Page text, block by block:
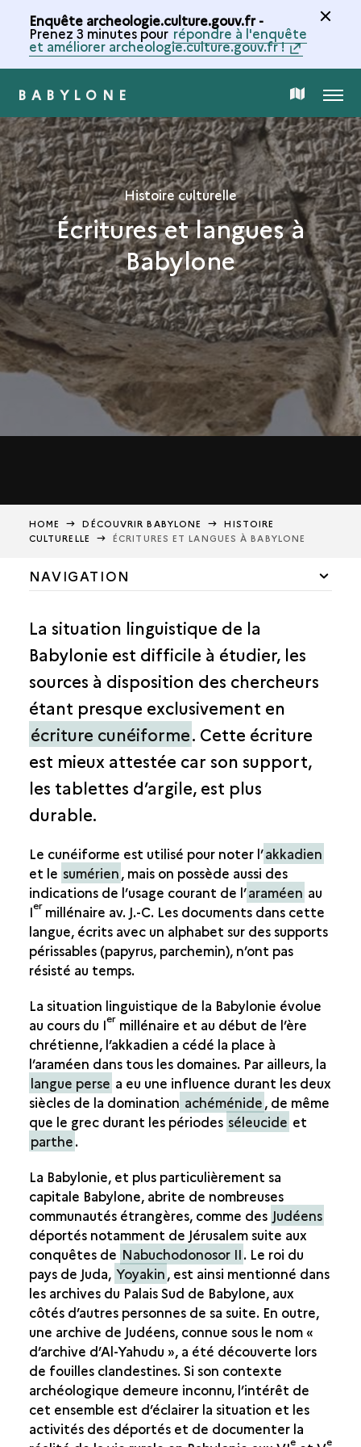
Enquête archeologie.culture.gouv.fr -
Prenez 3 minutes pour répondre à l'enquête
et améliorer archeologie.culture.gouv.fr !
BABYLONE CARTE
DE
LA
COLLECTION
MENU
Histoire culturelle
Écritures et langues à
Babylone
HOME DÉCOUVRIR BABYLONE
HISTOIRE
CULTURELLE
ÉCRITURES ET LANGUES À BABYLONE
NAVIGATION
LA VILLE DU ROI
HISTOIRE CULTURELLE
ÉCRITURES ET LANGUES À BABYLONE
LES BIBLIOTHÈQUES
LES SCIENCES BABYLONIENNES
La situation linguistique de la
Babylonie est difficile à étudier, les
sources à disposition des chercheurs
étant presque exclusivement en
écriture cunéiforme. Cette écriture
est mieux attestée car son support,
les tablettes d’argile, est plus
durable.
Le cunéiforme est utilisé pour noter l’akkadien
et le sumérien, mais on possède aussi des
indications de l’usage courant de l’araméen au
Ier millénaire av. J.-C. Les documents dans cette
langue, écrits avec un alphabet sur des supports
périssables (papyrus, parchemin), n’ont pas
résisté au temps.
La situation linguistique de la Babylonie évolue
au cours du Ier millénaire et au début de l’ère
chrétienne, l’akkadien a cédé la place à
l’araméen dans tous les domaines. Par ailleurs, la
langue perse a eu une influence durant les deux
siècles de la domination achéménide, de même
que le grec durant les périodes séleucide et
parthe.
La Babylonie, et plus particulièrement sa
capitale Babylone, abrite de nombreuses
communautés étrangères, comme des Judéens
déportés notamment de Jérusalem suite aux
conquêtes de Nabuchodonosor II. Le roi du
pays de Juda, Yoyakin, est ainsi mentionné dans
les archives du Palais Sud de Babylone, aux
côtés d’autres personnes de sa suite. En outre,
une archive de Judéens, connue sous le nom «
d’archive d’Al-Yahudu », a été découverte lors
de fouilles clandestines. Si son contexte
archéologique demeure inconnu, l’intérêt de
cet ensemble est d’éclairer la situation et les
activités des déportés et de documenter la
e e